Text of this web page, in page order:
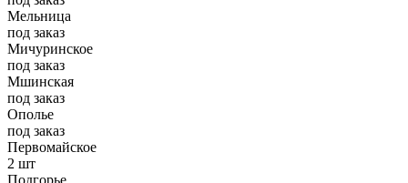
Мельница
под заказ
Мичуринское
под заказ
Мшинская
под заказ
Ополье
под заказ
Первомайское
2 шт